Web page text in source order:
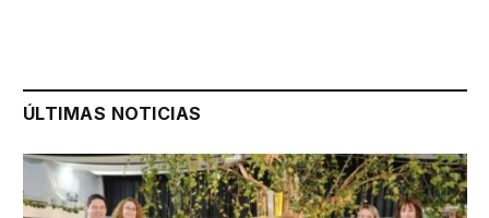
ÚLTIMAS NOTICIAS